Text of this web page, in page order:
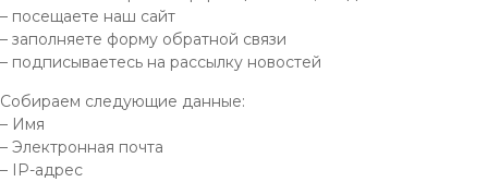
– посещаете наш сайт
– заполняете форму обратной связи
– подписываетесь на рассылку новостей
Собираем следующие данные:
– Имя
– Электронная почта
– IP-адрес